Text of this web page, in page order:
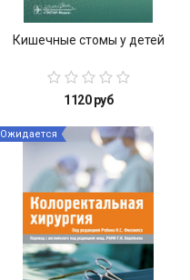
Кишечные стомы у детей
1120 руб
Ожидается